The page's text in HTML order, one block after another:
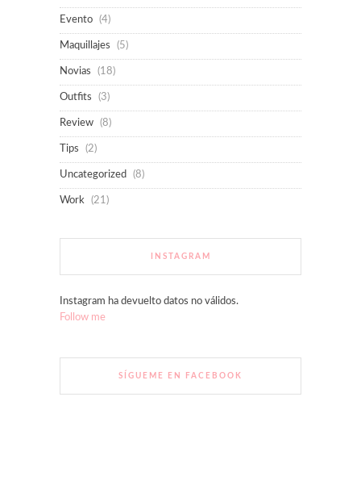
Evento (4)
Maquillajes (5)
Novias (18)
Outfits (3)
Review (8)
Tips (2)
Uncategorized (8)
Work (21)
INSTAGRAM
Instagram ha devuelto datos no válidos.
Follow me
SÍGUEME EN FACEBOOK